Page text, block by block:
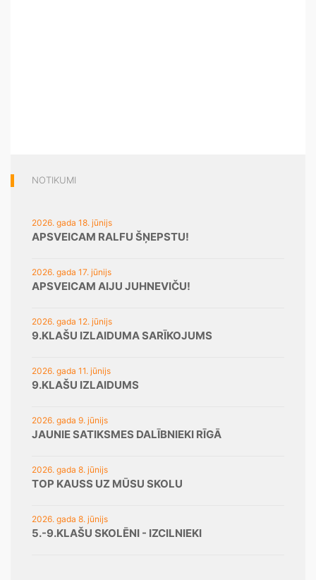
NOTIKUMI
2026. gada 18. jūnijs
APSVEICAM RALFU ŠŅEPSTU!
2026. gada 17. jūnijs
APSVEICAM AIJU JUHNEVIČU!
2026. gada 12. jūnijs
9.KLAŠU IZLAIDUMA SARĪKOJUMS
2026. gada 11. jūnijs
9.KLAŠU IZLAIDUMS
2026. gada 9. jūnijs
JAUNIE SATIKSMES DALĪBNIEKI RĪGĀ
2026. gada 8. jūnijs
TOP KAUSS UZ MŪSU SKOLU
2026. gada 8. jūnijs
5.-9.KLAŠU SKOLĒNI - IZCILNIEKI